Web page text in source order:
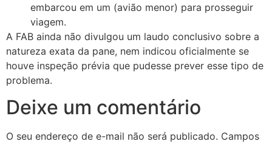
embarcou em um (avião menor) para prosseguir
viagem.
A FAB ainda não divulgou um laudo conclusivo sobre a
natureza exata da pane, nem indicou oficialmente se
houve inspeção prévia que pudesse prever esse tipo de
problema.
Deixe um comentário
O seu endereço de e-mail não será publicado. Campos